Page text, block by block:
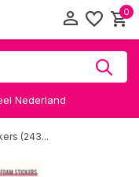
0
Nederland
(243...